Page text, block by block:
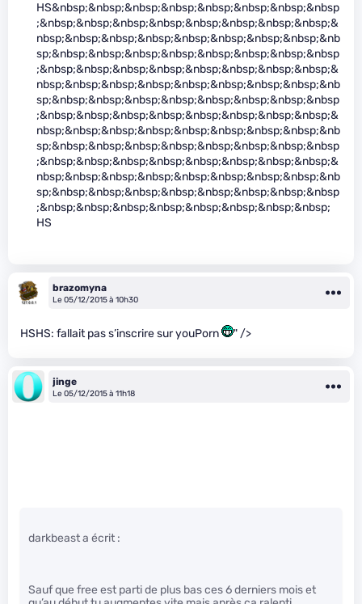
HS&nbsp;&nbsp;&nbsp;&nbsp;&nbsp;&nbsp;&nbsp;&nbsp
;&nbsp;&nbsp;&nbsp;&nbsp;&nbsp;&nbsp;&nbsp;&nbsp;&
nbsp;&nbsp;&nbsp;&nbsp;&nbsp;&nbsp;&nbsp;&nbsp;&nb
sp;&nbsp;&nbsp;&nbsp;&nbsp;&nbsp;&nbsp;&nbsp;&nbsp
;&nbsp;&nbsp;&nbsp;&nbsp;&nbsp;&nbsp;&nbsp;&nbsp;&
nbsp;&nbsp;&nbsp;&nbsp;&nbsp;&nbsp;&nbsp;&nbsp;&nb
sp;&nbsp;&nbsp;&nbsp;&nbsp;&nbsp;&nbsp;&nbsp;&nbsp
;&nbsp;&nbsp;&nbsp;&nbsp;&nbsp;&nbsp;&nbsp;&nbsp;&
nbsp;&nbsp;&nbsp;&nbsp;&nbsp;&nbsp;&nbsp;&nbsp;&nb
sp;&nbsp;&nbsp;&nbsp;&nbsp;&nbsp;&nbsp;&nbsp;&nbsp
;&nbsp;&nbsp;&nbsp;&nbsp;&nbsp;&nbsp;&nbsp;&nbsp;&
nbsp;&nbsp;&nbsp;&nbsp;&nbsp;&nbsp;&nbsp;&nbsp;&nb
sp;&nbsp;&nbsp;&nbsp;&nbsp;&nbsp;&nbsp;&nbsp;&nbsp
;&nbsp;&nbsp;&nbsp;&nbsp;&nbsp;&nbsp;&nbsp;&nbsp;
HS
brazomyna
Le 05/12/2015 à 10h30
HSHS: fallait pas s’inscrire sur youPorn " />
jinge
Le 05/12/2015 à 11h18
darkbeast a écrit :
Sauf que free est parti de plus bas ces 6 derniers mois et